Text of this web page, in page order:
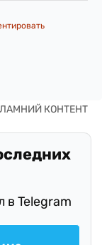
в Telegram